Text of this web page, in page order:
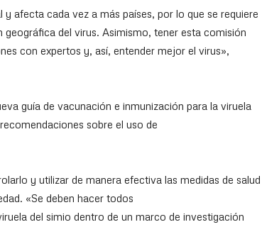
afecta cada vez a más países, por lo que se requiere
del virus. Asimismo, tener esta comisión
con expertos y, así, entender mejor el virus»,
guía de vacunación e inmunización para la viruela
sobre el uso de
y utilizar de manera efectiva las medidas de salud
«Se deben hacer todos
del simio dentro de un marco de investigación